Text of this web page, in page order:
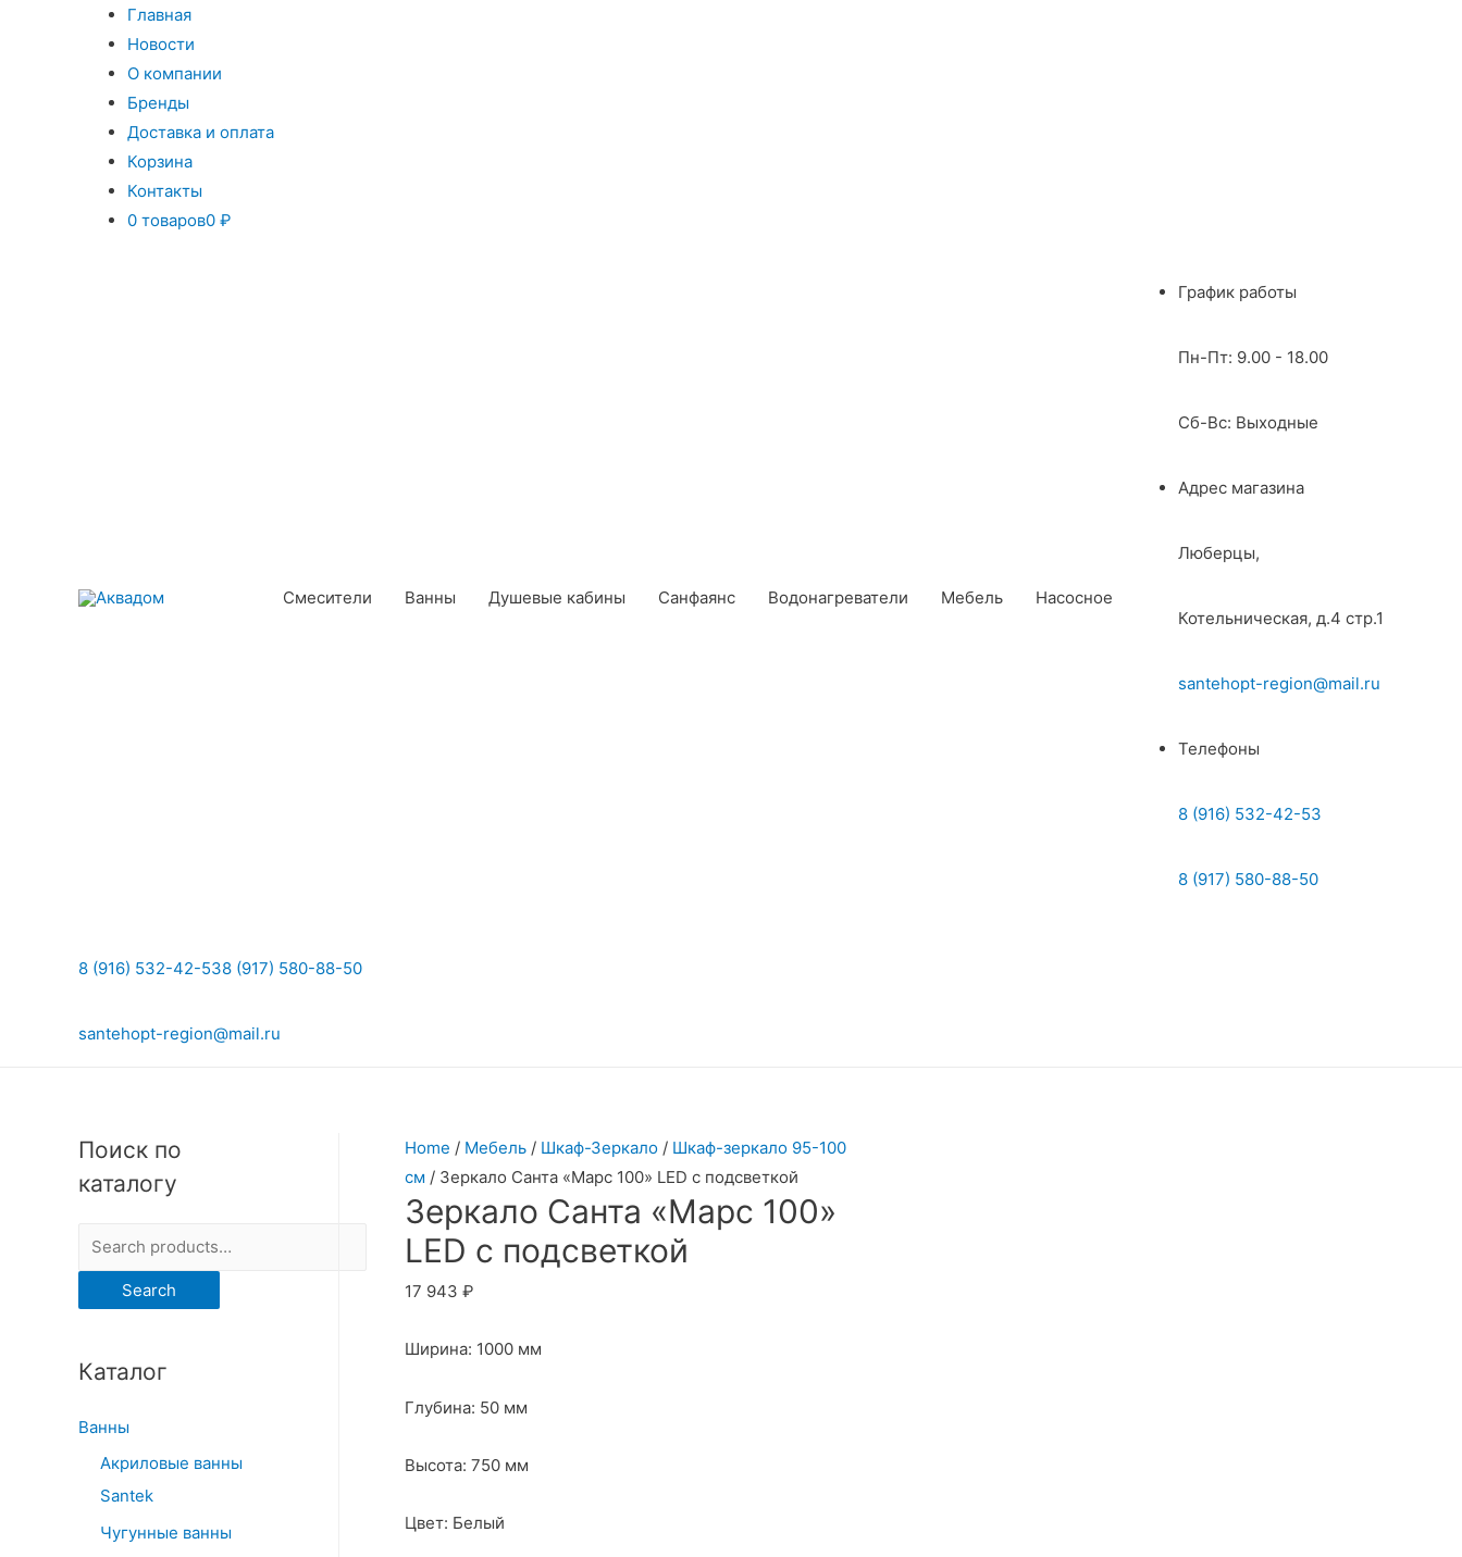
Главная
Новости
О компании
Бренды
Доставка и оплата
Корзина
Контакты
0 товаров0 ₽
Смесители Ванны Душевые кабины Санфаянс Водонагреватели Мебель Насосное
График работы
Пн-Пт: 9.00 - 18.00
Сб-Вс: Выходные
Адрес магазина
Люберцы,
Котельническая, д.4 стр.1
santehopt-region@mail.ru
Телефоны
8 (916) 532-42-53
8 (917) 580-88-50
8 (916) 532-42-538 (917) 580-88-50
santehopt-region@mail.ru
Поиск по
каталогу
e
a
c
f
Search
Каталог
Ванны
Акриловые ванны
Santek
Чугунные ванны
Home / Мебель / Шкаф-Зеркало / Шкаф-зеркало 95-100
см / Зеркало Санта «Марс 100» LED с подсветкой
Зеркало Санта «Марс 100»
LED с подсветкой
17 943 ₽
Ширина: 1000 мм
Глубина: 50 мм
Высота: 750 мм
Цвет: Белый